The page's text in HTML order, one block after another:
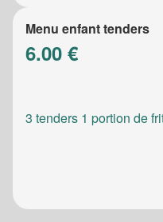
Menu enfant tenders
6.00 €
3 tenders 1 portion de